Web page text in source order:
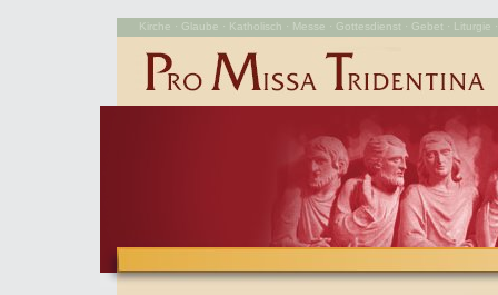
Kirche · Glaube · Katholisch · Messe · Gottesdienst · Gebet ·